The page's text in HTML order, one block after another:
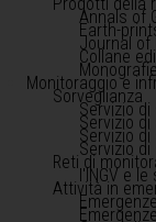
Annals of
Earth-
Journal of
Collane
Monitoraggio e
Sorveglianza
Servizio
Servizio
Servizio
Servizio
Reti di
l'INGV e
Attività in